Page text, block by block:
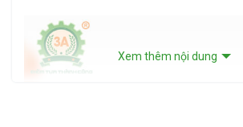
Xem thêm nội dung